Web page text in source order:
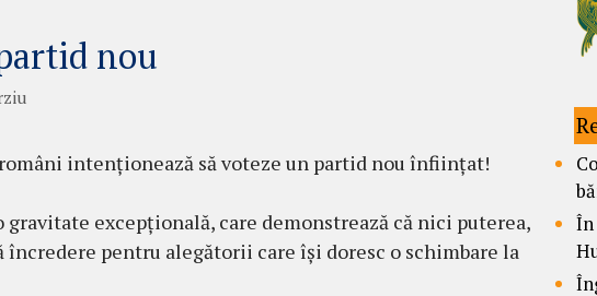
nou
intenționează să voteze un partid nou înființat!
excepțională, care demonstrează că nici puterea,
pentru alegătorii care își doresc o schimbare la
În